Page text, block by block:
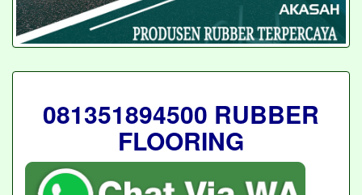
081351894500 RUBBER
FLOORING